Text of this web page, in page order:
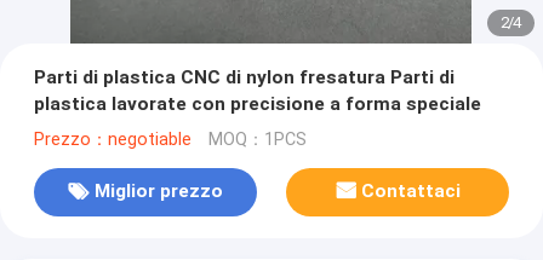
2/4
Parti di plastica CNC di nylon fresatura Parti di
plastica lavorate con precisione a forma speciale
Prezzo：negotiable MOQ：1PCS
Miglior prezzo Contattaci